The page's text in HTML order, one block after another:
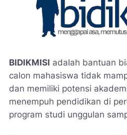
BIDIKMISI adalah bantuan
calon mahasiswa tidak
dan memiliki potensi
menempuh pendidikan di
program studi unggulan